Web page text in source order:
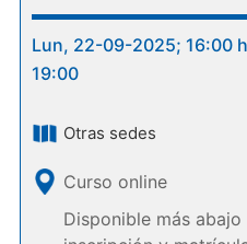
Lun, 22-09-2025; 16:00
19:00
Otras sedes
Curso online
Disponible más